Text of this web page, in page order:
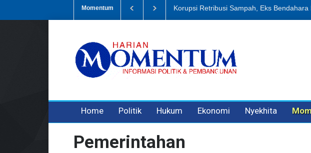
Momentum Korupsi Retribusi Sampah, Eks Bendahara
Home Politik Hukum Ekonomi Nyekhita
Pemerintahan